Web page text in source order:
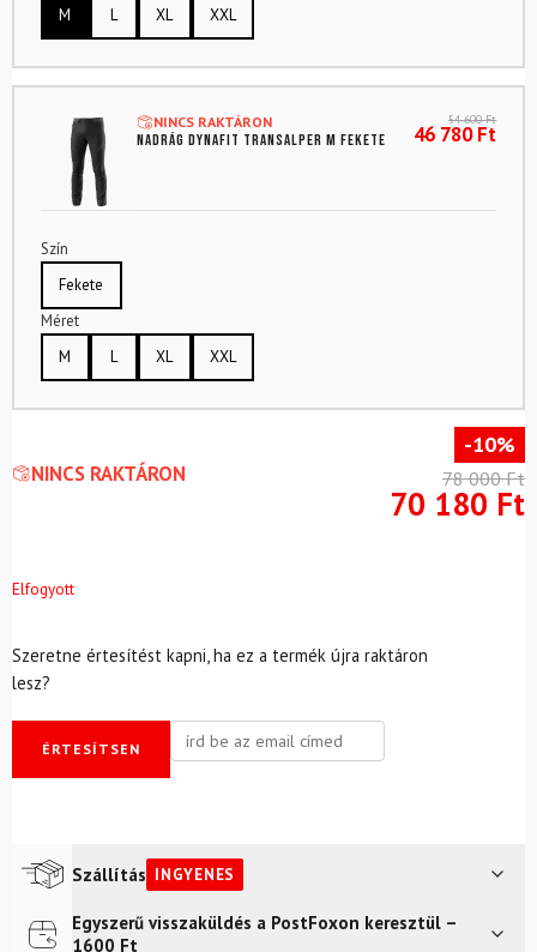
M
L XL XXL
NINCS RAKTÁRON
Nadrág DYNAFIT Transalper M Fekete
54 600Ft
46 780Ft
Szín
Fekete
Méret
M
L XL XXL
NINCS RAKTÁRON
-10%
78 000Ft
70 180 Ft
Elfogyott
Szeretne értesítést kapni, ha ez a termék újra raktáron
lesz?
ÉRTESÍTSEN
Szállítás INGYENES
Futár a címreIngyenes
Egyszerű visszaküldés a PostFoxon keresztül –
1600 Ft